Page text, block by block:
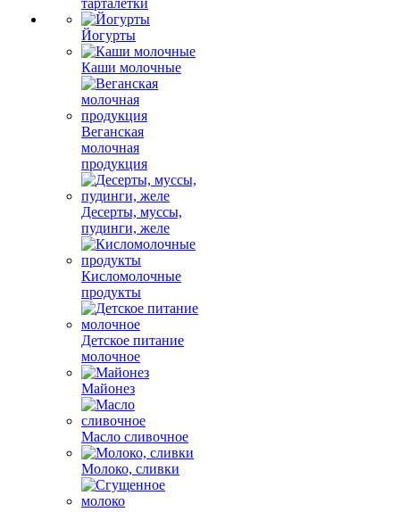
Йогурты
Каши молочные
Веганская
молочная
продукция
Десерты, муссы,
пудинги, желе
Кисломолочные
продукты
Детское питание
молочное
Майонез
Масло сливочное
Молоко, сливки